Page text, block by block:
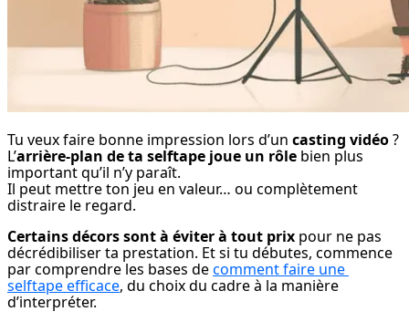
Tu veux faire bonne impression lors d’un casting vidéo ?
L’arrière-plan de ta selftape joue un rôle bien plus
important qu’il n’y paraît.
Il peut mettre ton jeu en valeur… ou complètement
distraire le regard.
Certains décors sont à éviter à tout prix pour ne pas
décrédibiliser ta prestation. Et si tu débutes, commence
par comprendre les bases de comment faire une
selftape efficace, du choix du cadre à la manière
d’interpréter.